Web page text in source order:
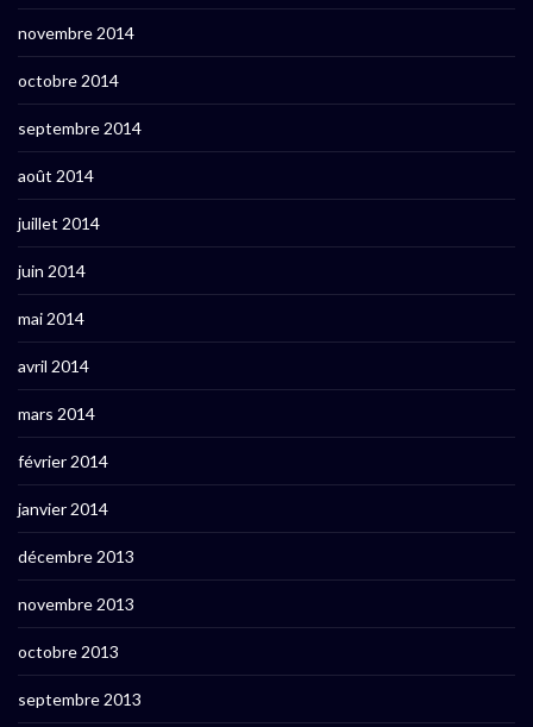
novembre 2014
octobre 2014
septembre 2014
août 2014
juillet 2014
juin 2014
mai 2014
avril 2014
mars 2014
février 2014
janvier 2014
décembre 2013
novembre 2013
octobre 2013
septembre 2013